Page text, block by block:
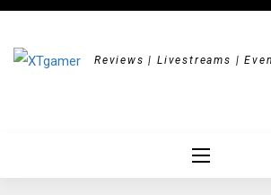
Reviews | Livestreams |